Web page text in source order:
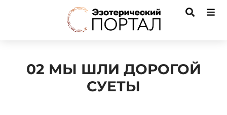
02 МЫ ШЛИ ДОРОГОЙ
СУЕТЫ